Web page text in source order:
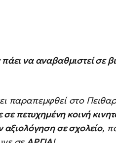
να αναβαθμιστεί σε
παραπεμφθεί στο
σε πετυχημένη κοινή
αξιολόγηση σε σχολείο,